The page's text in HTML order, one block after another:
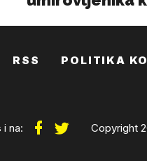
RSS POLITIKA
i na: Copyright